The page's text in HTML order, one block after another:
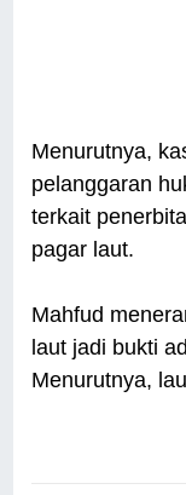
Menurutnya,
pelanggaran
terkait
pagar laut.
Mahfud
laut jadi bukti
Menurutnya,